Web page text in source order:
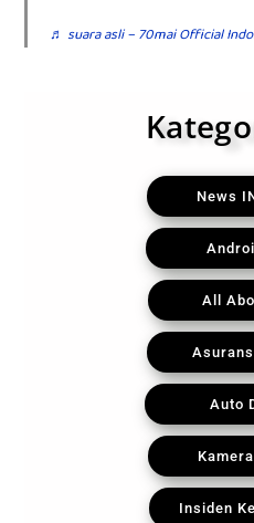
♬ suara asli – 70mai Official
News
All
Auto
Insiden